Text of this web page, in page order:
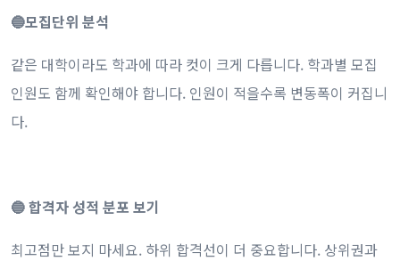
🔵모집단위 분석
같은 대학이라도 학과에 따라 컷이 크게 다릅니다. 학과별 모집
인원도 함께 확인해야 합니다. 인원이 적을수록 변동폭이 커집니
다.
🔵 합격자 성적 분포 보기
최고점만 보지 마세요. 하위 합격선이 더 중요합니다. 상위권과